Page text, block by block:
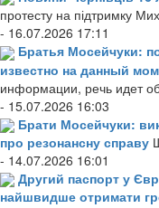
протесту на підтримку
- 16.07.2026 17:11
Братья Мосейчуки:
известно на данный
информации, речь идет
- 15.07.2026 16:03
Брати Мосейчуки:
про резонансну справу
- 14.07.2026 16:01
Другий паспорт у
найшвидше отримати